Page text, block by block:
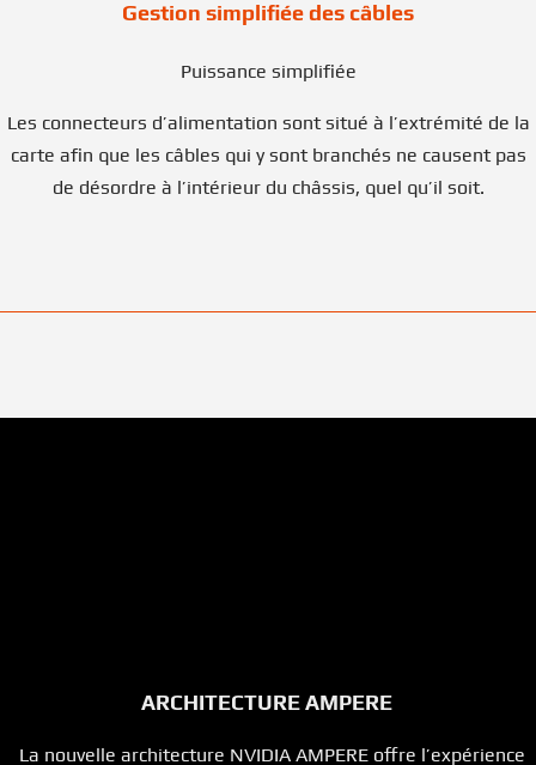
Gestion simplifiée des câbles
Puissance simplifiée
Les connecteurs d’alimentation sont situé à l’extrémité de la
carte afin que les câbles qui y sont branchés ne causent pas
de désordre à l’intérieur du châssis, quel qu’il soit.
ARCHITECTURE AMPERE
La nouvelle architecture NVIDIA AMPERE offre l’expérience